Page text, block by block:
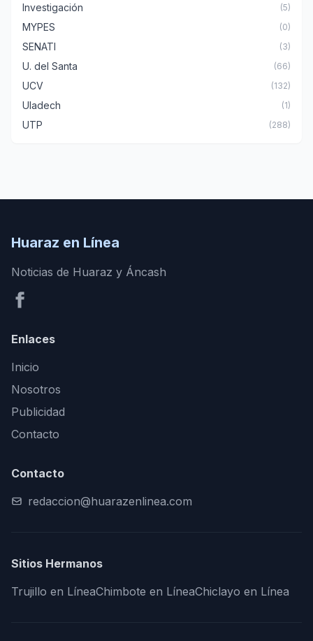
Investigación (5)
MYPES (0)
SENATI (3)
U. del Santa (66)
UCV (132)
Uladech (1)
UTP (288)
Huaraz en Línea
Noticias de Huaraz y Áncash
Enlaces
Inicio
Nosotros
Publicidad
Contacto
Contacto
redaccion@huarazenlinea.com
Sitios Hermanos
Trujillo en LíneaChimbote en LíneaChiclayo en Línea